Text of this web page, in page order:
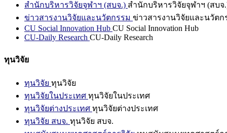
สำนักบริหารวิจัยจุฬาฯ (สบจ.) สำนักบริหารวิจัยจุฬาฯ (สบจ
ข่าวสารงานวิจัยและนวัตกรรม ข่าวสารงานวิจัยและนวัตก
CU Social Innovation Hub CU Social Innovation Hub
CU-Daily Research CU-Daily Research
ทุนวิจัย
ทุนวิจัย ทุนวิจัย
ทุนวิจัยในประเทศ ทุนวิจัยในประเทศ
ทุนวิจัยต่างประเทศ ทุนวิจัยต่างประเทศ
ทุนวิจัย สบจ. ทุนวิจัย สบจ.